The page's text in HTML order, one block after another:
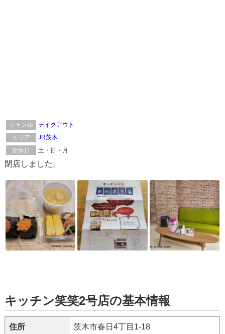
ジャンル
テイクアウト
エリア
JR茨木
定休日
土・日・月
閉店しました。
キッチン笑笑2号店の基本情報
住所 茨木市春日4丁目1-18